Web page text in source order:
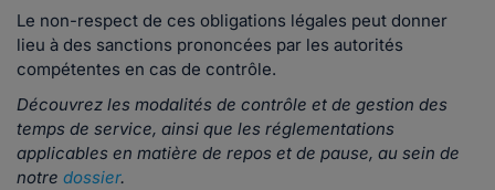
Le non-respect de ces obligations légales peut donner
lieu à des sanctions prononcées par les autorités
compétentes en cas de contrôle.
Découvrez les modalités de contrôle et de gestion des
temps de service, ainsi que les réglementations
applicables en matière de repos et de pause, au sein de
notre dossier.